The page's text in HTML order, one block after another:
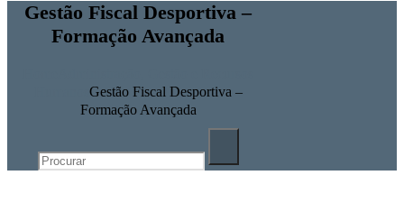
Gestão Fiscal Desportiva –
Formação Avançada
Gestão Fiscal Desportiva –
Formação Avançada